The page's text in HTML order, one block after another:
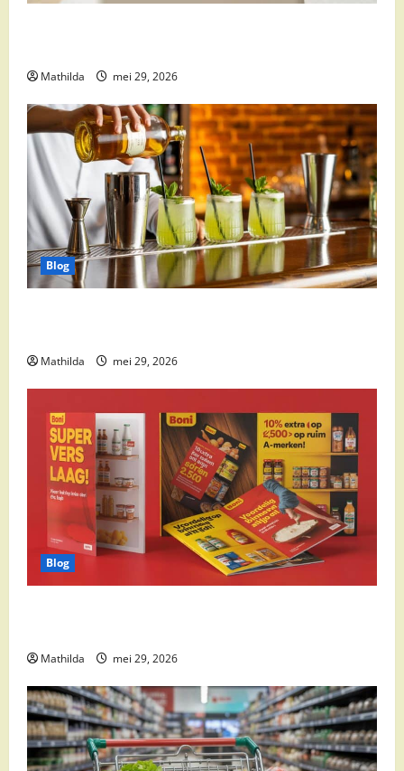
Mathilda mei 29, 2026
Blog
Mathilda mei 29, 2026
Blog
Mathilda mei 29, 2026